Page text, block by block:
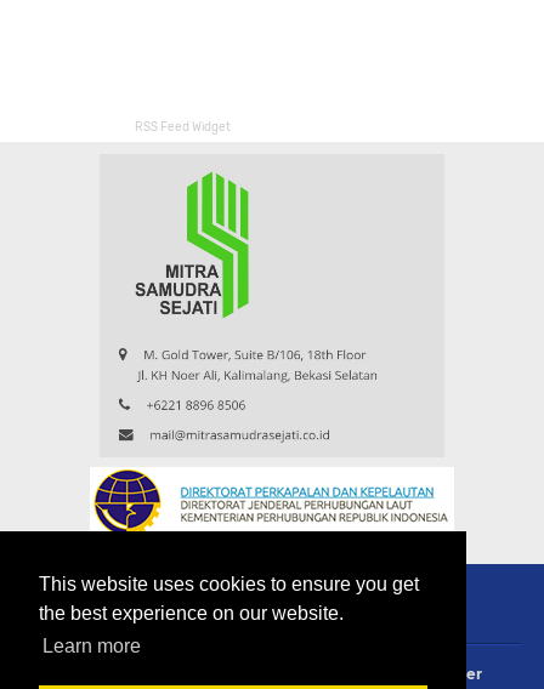
This website uses cookies to ensure you get
the best experience on our website.
Learn more
RSS Feed Widget
Disclaimer